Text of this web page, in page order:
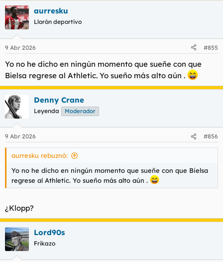
aurresku
Llorón deportivo
9 Abr 2026 #855
Yo no he dicho en ningún momento que sueñe con que
Bielsa regrese al Athletic. Yo sueño más alto aún .
Denny Crane
Leyenda Moderador
9 Abr 2026 #856
aurresku rebuznó:
Yo no he dicho en ningún momento que sueñe con que Bielsa
regrese al Athletic. Yo sueño más alto aún .
¿Klopp?
Lord90s
Frikazo